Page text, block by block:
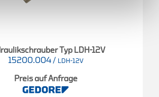
Typ LDH-12V
15200.004 / LDH-12V
Preis auf Anfrage